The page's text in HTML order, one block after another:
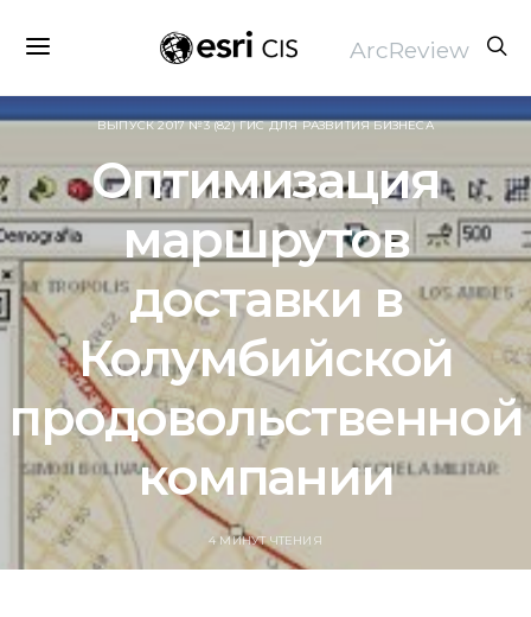
ArcReview
ВЫПУСК 2017 №3 (82) ГИС ДЛЯ РАЗВИТИЯ БИЗНЕСА
Оптимизация
маршрутов
доставки в
Колумбийской
продовольственной
компании
4 МИНУТ ЧТЕНИЯ